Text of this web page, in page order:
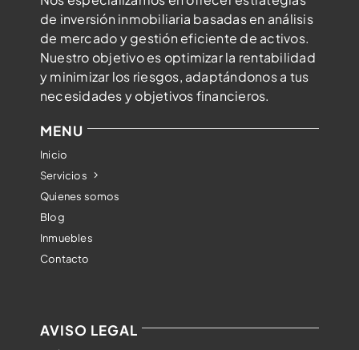
de inversión inmobiliaria basadas en análisis
de mercado y gestión eficiente de activos.
Nuestro objetivo es optimizar la rentabilidad
y minimizar los riesgos, adaptándonos a tus
necesidades y objetivos financieros.
MENU
Inicio
Servicios
Quienes somos
Blog
Inmuebles
Contacto
AVISO LEGAL